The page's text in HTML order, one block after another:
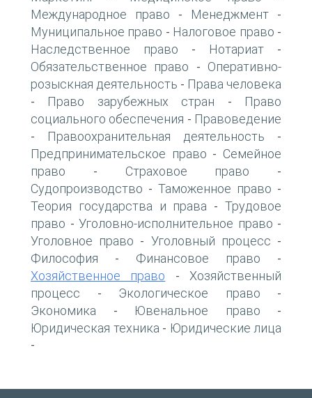
Международное право - Менеджмент -
Муниципальное право - Налоговое право -
Наследственное право - Нотариат -
Обязательственное право - Оперативно-
розыскная деятельность - Права человека
- Право зарубежных стран -
Право
социального обеспечения - Правоведение
- Правоохранительная деятельность -
Предпринимательское право - Семейное
право - Страховое право -
Судопроизводство - Таможенное право -
Теория государства и права -Трудовое
право - Уголовно-исполнительное право -
Уголовное право - Уголовный процесс -
Философия - Финансовое право -
Хозяйственное право - Хозяйственный
процесс - Экологическое право -
Экономика - Ювенальное право -
Юридическая техника - Юридические лица
-